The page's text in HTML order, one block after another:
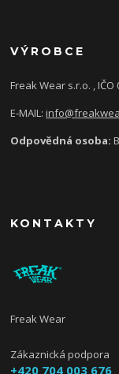
VÝROBCE
Freak Wear s.r.o. ,
E-MAIL:
Odpovědná osoba:
KONTAKTY
Freak Wear
Zákaznická podpora
+420 704 003 676